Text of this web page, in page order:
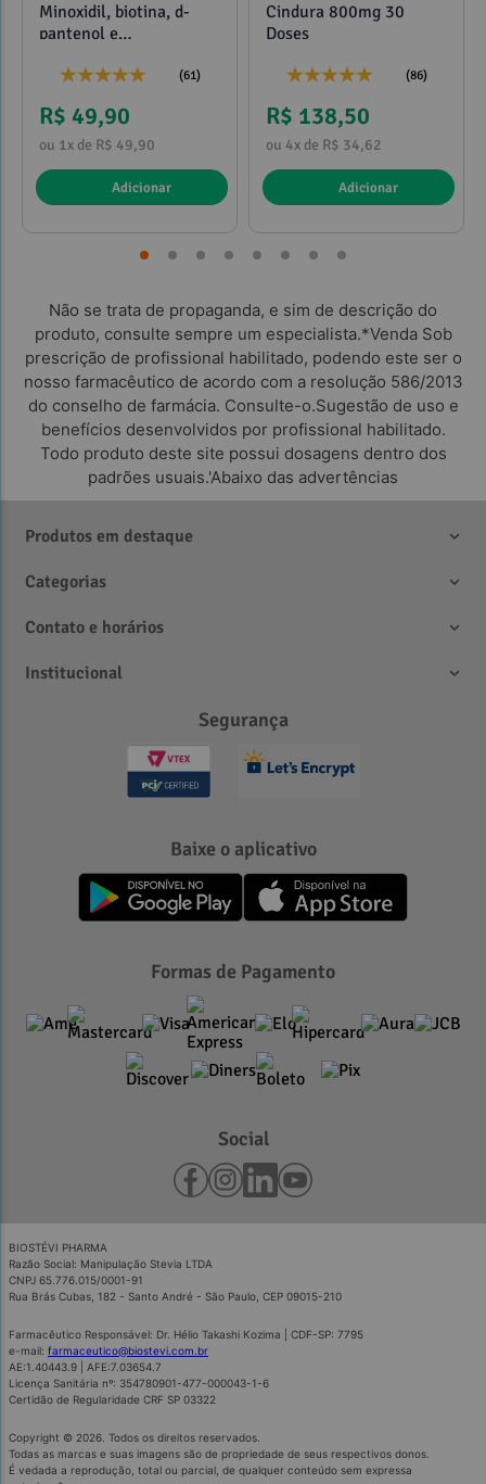
Minoxidil, biotina, d-
pantenol e
(61)
R$ 49,90
ou 1x de R$ 49,90
Adicionar
Cindura 800mg 30
Doses
(86)
R$ 138,50
ou 4x de R$ 34,62
Adicionar
Não se trata de propaganda, e sim de descrição do
produto, consulte sempre um especialista.*Venda Sob
prescrição de profissional habilitado, podendo este ser o
nosso farmacêutico de acordo com a resolução 586/2013
do conselho de farmácia. Consulte-o.Sugestão de uso e
benefícios desenvolvidos por profissional habilitado.
Todo produto deste site possui dosagens dentro dos
padrões usuais.'Abaixo das advertências
Produtos em destaque
Categorias
Contato e horários
Institucional
Segurança
Baixe o aplicativo
Formas de Pagamento
Social
BIOSTÉVI PHARMA
Razão Social: Manipulação Stevia LTDA
CNPJ 65.776.015/0001-91
Rua Brás Cubas, 182 - Santo André - São Paulo, CEP 09015-210
Farmacêutico Responsável: Dr. Hélio Takashi Kozima | CDF-SP: 7795
e-mail: farmaceutico@biostevi.com.br
AE:1.40443.9 | AFE:7.03654.7
Licença Sanitária nº: 354780901-477-000043-1-6
Certidão de Regularidade CRF SP 03322
Copyright © 2026. Todos os direitos reservados.
Todas as marcas e suas imagens são de propriedade de seus respectivos donos.
É vedada a reprodução, total ou parcial, de qualquer conteúdo sem expressa